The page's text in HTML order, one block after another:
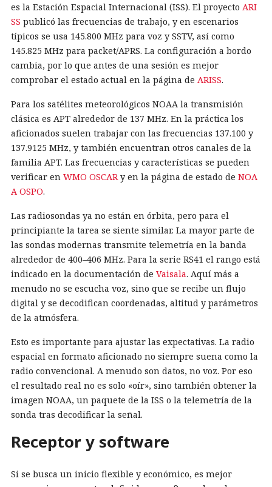
es la Estación Espacial Internacional (ISS). El proyecto ARI
SS publicó las frecuencias de trabajo, y en escenarios
típicos se usa 145.800 MHz para voz y SSTV, así como
145.825 MHz para packet/APRS. La configuración a bordo
cambia, por lo que antes de una sesión es mejor
comprobar el estado actual en la página de ARISS.
Para los satélites meteorológicos NOAA la transmisión
clásica es APT alrededor de 137 MHz. En la práctica los
aficionados suelen trabajar con las frecuencias 137.100 y
137.9125 MHz, y también encuentran otros canales de la
familia APT. Las frecuencias y características se pueden
verificar en WMO OSCAR y en la página de estado de NOA
A OSPO.
Las radiosondas ya no están en órbita, pero para el
principiante la tarea se siente similar. La mayor parte de
las sondas modernas transmite telemetría en la banda
alrededor de 400–406 MHz. Para la serie RS41 el rango está
indicado en la documentación de Vaisala. Aquí más a
menudo no se escucha voz, sino que se recibe un flujo
digital y se decodifican coordenadas, altitud y parámetros
de la atmósfera.
Esto es importante para ajustar las expectativas. La radio
espacial en formato aficionado no siempre suena como la
radio convencional. A menudo son datos, no voz. Por eso
el resultado real no es solo «oír», sino también obtener la
imagen NOAA, un paquete de la ISS o la telemetría de la
sonda tras decodificar la señal.
Receptor y software
Si se busca un inicio flexible y económico, es mejor